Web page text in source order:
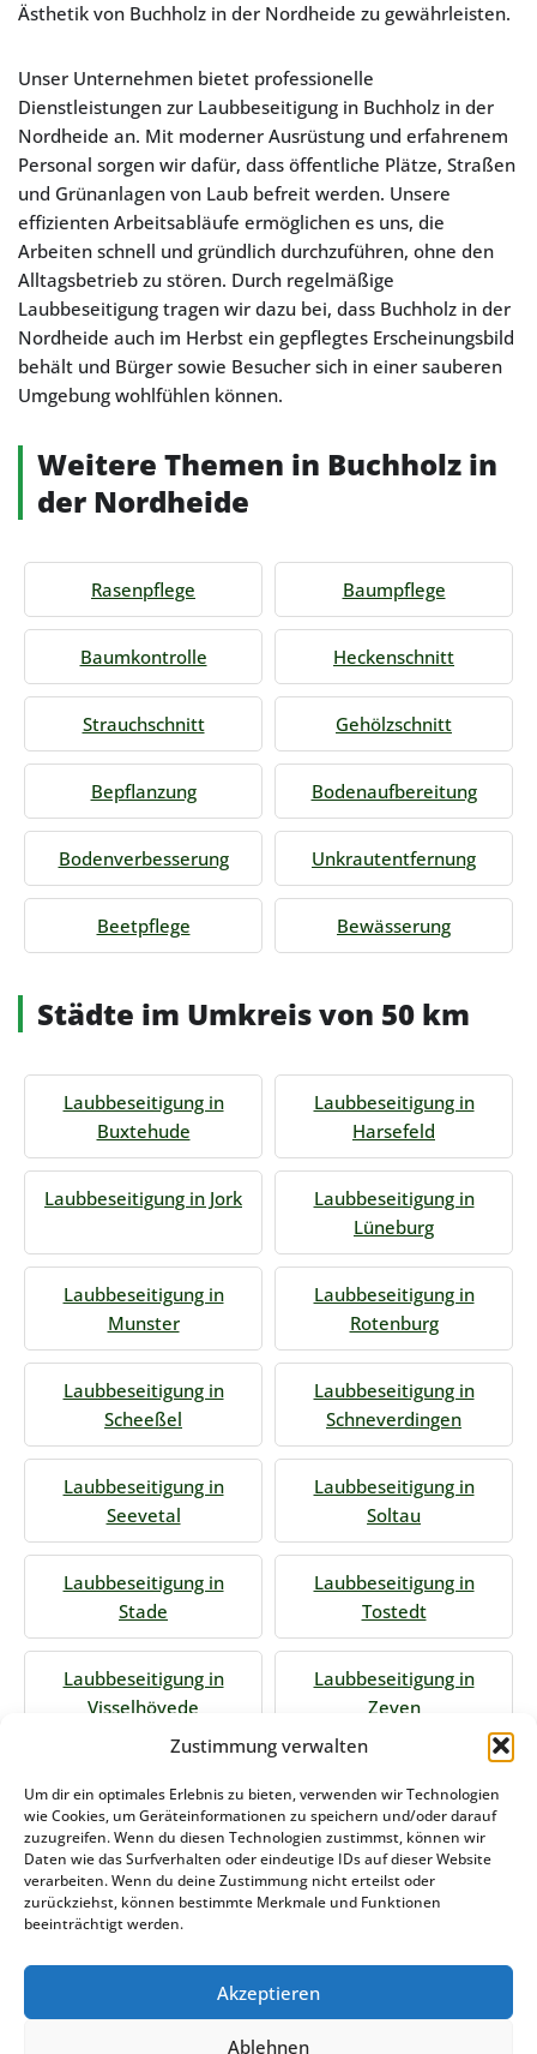
Zustimmung verwalten
Um dir ein optimales Erlebnis zu bieten, verwenden wir Technologien
wie Cookies, um Geräteinformationen zu speichern und/oder darauf
zuzugreifen. Wenn du diesen Technologien zustimmst, können wir
Daten wie das Surfverhalten oder eindeutige IDs auf dieser Website
verarbeiten. Wenn du deine Zustimmung nicht erteilst oder
zurückziehst, können bestimmte Merkmale und Funktionen
beeinträchtigt werden.
Akzeptieren
Ablehnen
Ästhetik von Buchholz in der Nordheide zu gewährleisten.
Unser Unternehmen bietet professionelle
Dienstleistungen zur Laubbeseitigung in Buchholz in der
Nordheide an. Mit moderner Ausrüstung und erfahrenem
Personal sorgen wir dafür, dass öffentliche Plätze, Straßen
und Grünanlagen von Laub befreit werden. Unsere
effizienten Arbeitsabläufe ermöglichen es uns, die
Arbeiten schnell und gründlich durchzuführen, ohne den
Alltagsbetrieb zu stören. Durch regelmäßige
Laubbeseitigung tragen wir dazu bei, dass Buchholz in der
Nordheide auch im Herbst ein gepflegtes Erscheinungsbild
behält und Bürger sowie Besucher sich in einer sauberen
Umgebung wohlfühlen können.
Weitere Themen in Buchholz in
der Nordheide
Rasenpflege Baumpflege
Baumkontrolle Heckenschnitt
Strauchschnitt Gehölzschnitt
Bepflanzung Bodenaufbereitung
Bodenverbesserung Unkrautentfernung
Beetpflege Bewässerung
Städte im Umkreis von 50 km
Laubbeseitigung in
Buxtehude
Laubbeseitigung in
Harsefeld
Laubbeseitigung in Jork
Laubbeseitigung in
Lüneburg
Laubbeseitigung in
Munster
Laubbeseitigung in
Rotenburg
Laubbeseitigung in
Scheeßel
Laubbeseitigung in
Schneverdingen
Laubbeseitigung in
Seevetal
Laubbeseitigung in
Soltau
Laubbeseitigung in
Stade
Laubbeseitigung in
Tostedt
Laubbeseitigung in
Visselhövede
Laubbeseitigung in
Zeven
Jetzt Anfrage stellen
Zum Formular
Das könnte Sie auch interessieren
Winterdienst Sachsen-Anhalt